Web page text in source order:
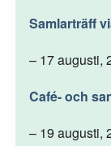
Samlarträff
– 17 augusti,
Café- och
– 19 augusti,